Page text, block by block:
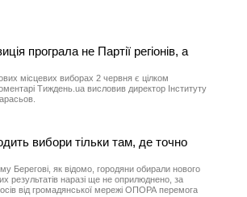
програла не Партії регіонів, а
місцевих виборах 2 червня є цілком
Тиждень.ua висловив директор Інституту
вибори тільки там, де точно
Берегові, як відомо, городяни обирали нового
результатів наразі ще не оприлюднено, за
від громадянської мережі ОПОРА перемога